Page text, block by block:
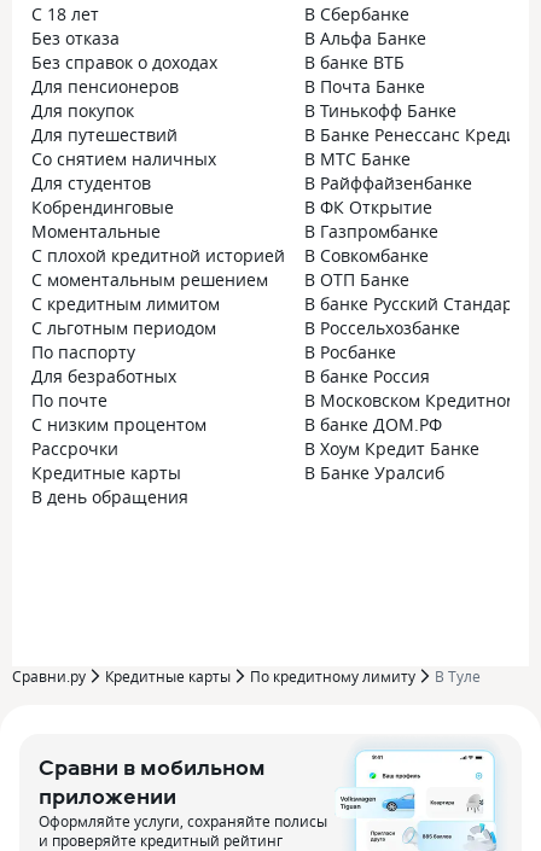
С 18 лет
Без отказа
Без справок о доходах
Для пенсионеров
Для покупок
Для путешествий
Со снятием наличных
Для студентов
Кобрендинговые
Моментальные
С плохой кредитной историей
С моментальным решением
С кредитным лимитом
С льготным периодом
По паспорту
Для безработных
По почте
С низким процентом
Рассрочки
Кредитные карты
В день обращения
В Сбербанке
В Альфа Банке
В банке ВТБ
В Почта Банке
В Тинькофф Банке
В Банке Ренессанс Кредит
В МТС Банке
В Райффайзенбанке
В ФК Открытие
В Газпромбанке
В Совкомбанке
В ОТП Банке
В банке Русский Стандарт
В Россельхозбанке
В Росбанке
В банке Россия
В Московском Кредитном
В банке ДОМ.РФ
В Хоум Кредит Банке
В Банке Уралсиб
Сравни.ру Кредитные карты По кредитному лимиту В Туле
Сравни в мобильном
приложении
Оформляйте услуги, сохраняйте полисы
и проверяйте кредитный рейтинг